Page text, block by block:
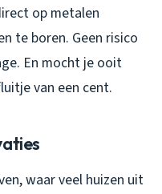
op metalen
te boren. Geen risico
En mocht je ooit
van een cent.
waar veel huizen uit